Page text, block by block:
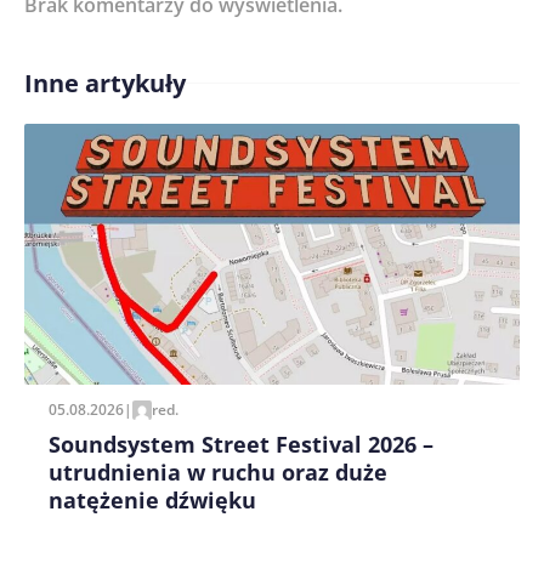
Treść komentarza*
Zapamiętaj moje dane w tej przeglądarce podczas
pisania kolejnych komentarzy.
Inne artykuły
05.08.2026| red.
Soundsystem Street Festival 2026 –
utrudnienia w ruchu oraz duże
natężenie dźwięku